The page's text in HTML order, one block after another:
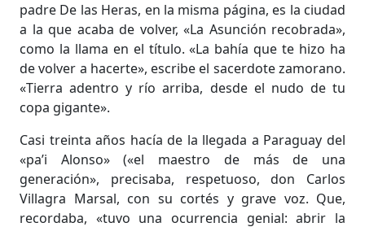
padre De las Heras, en la misma página, es la ciudad
a la que acaba de volver, «La Asunción recobrada»,
como la llama en el título. «La bahía que te hizo ha
de volver a hacerte», escribe el sacerdote zamorano.
«Tierra adentro y río arriba, desde el nudo de tu
copa gigante».
Casi treinta años hacía de la llegada a Paraguay del
«pa’i Alonso» («el maestro de más de una
generación», precisaba, respetuoso, don Carlos
Villagra Marsal, con su cortés y grave voz. Que,
recordaba, «tuvo una ocurrencia genial: abrir la